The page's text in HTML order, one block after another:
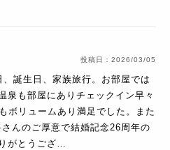
投稿日： 2026/03/05
誕生日、家族旅行。お部屋では
泉も部屋にありチェックイン早々
ボリュームあり満足でした。また
んのご厚意で結婚記念26周年の
がとうござ…